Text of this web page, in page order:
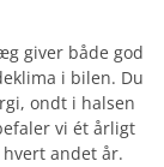
giver både god
i bilen. Du
ondt i halsen
vi ét årligt
andet år.